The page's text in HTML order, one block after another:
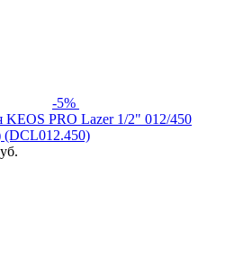
-5%
KEOS PRO Lazer 1/2" 012/450
(DCL012.450)